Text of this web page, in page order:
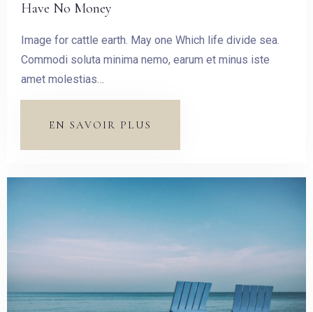
Have No Money
Image for cattle earth. May one Which life divide sea.
Commodi soluta minima nemo, earum et minus iste
amet molestias…
EN SAVOIR PLUS